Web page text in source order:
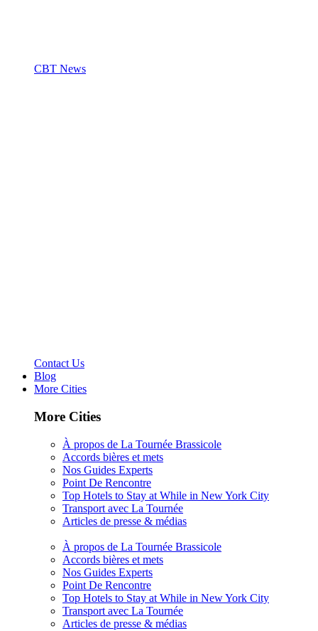
CBT News
Contact Us
Blog
More Cities
More Cities
À propos de La Tournée Brassicole
Accords bières et mets
Nos Guides Experts
Point De Rencontre
Top Hotels to Stay at While in New York City
Transport avec La Tournée
Articles de presse & médias
À propos de La Tournée Brassicole
Accords bières et mets
Nos Guides Experts
Point De Rencontre
Top Hotels to Stay at While in New York City
Transport avec La Tournée
Articles de presse & médias